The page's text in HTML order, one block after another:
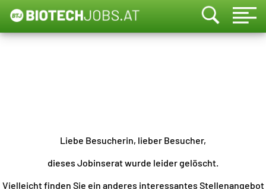
Liebe Besucherin, lieber Besucher,
dieses Jobinserat wurde leider gelöscht.
Vielleicht finden Sie ein anderes interessantes Stellenangebot